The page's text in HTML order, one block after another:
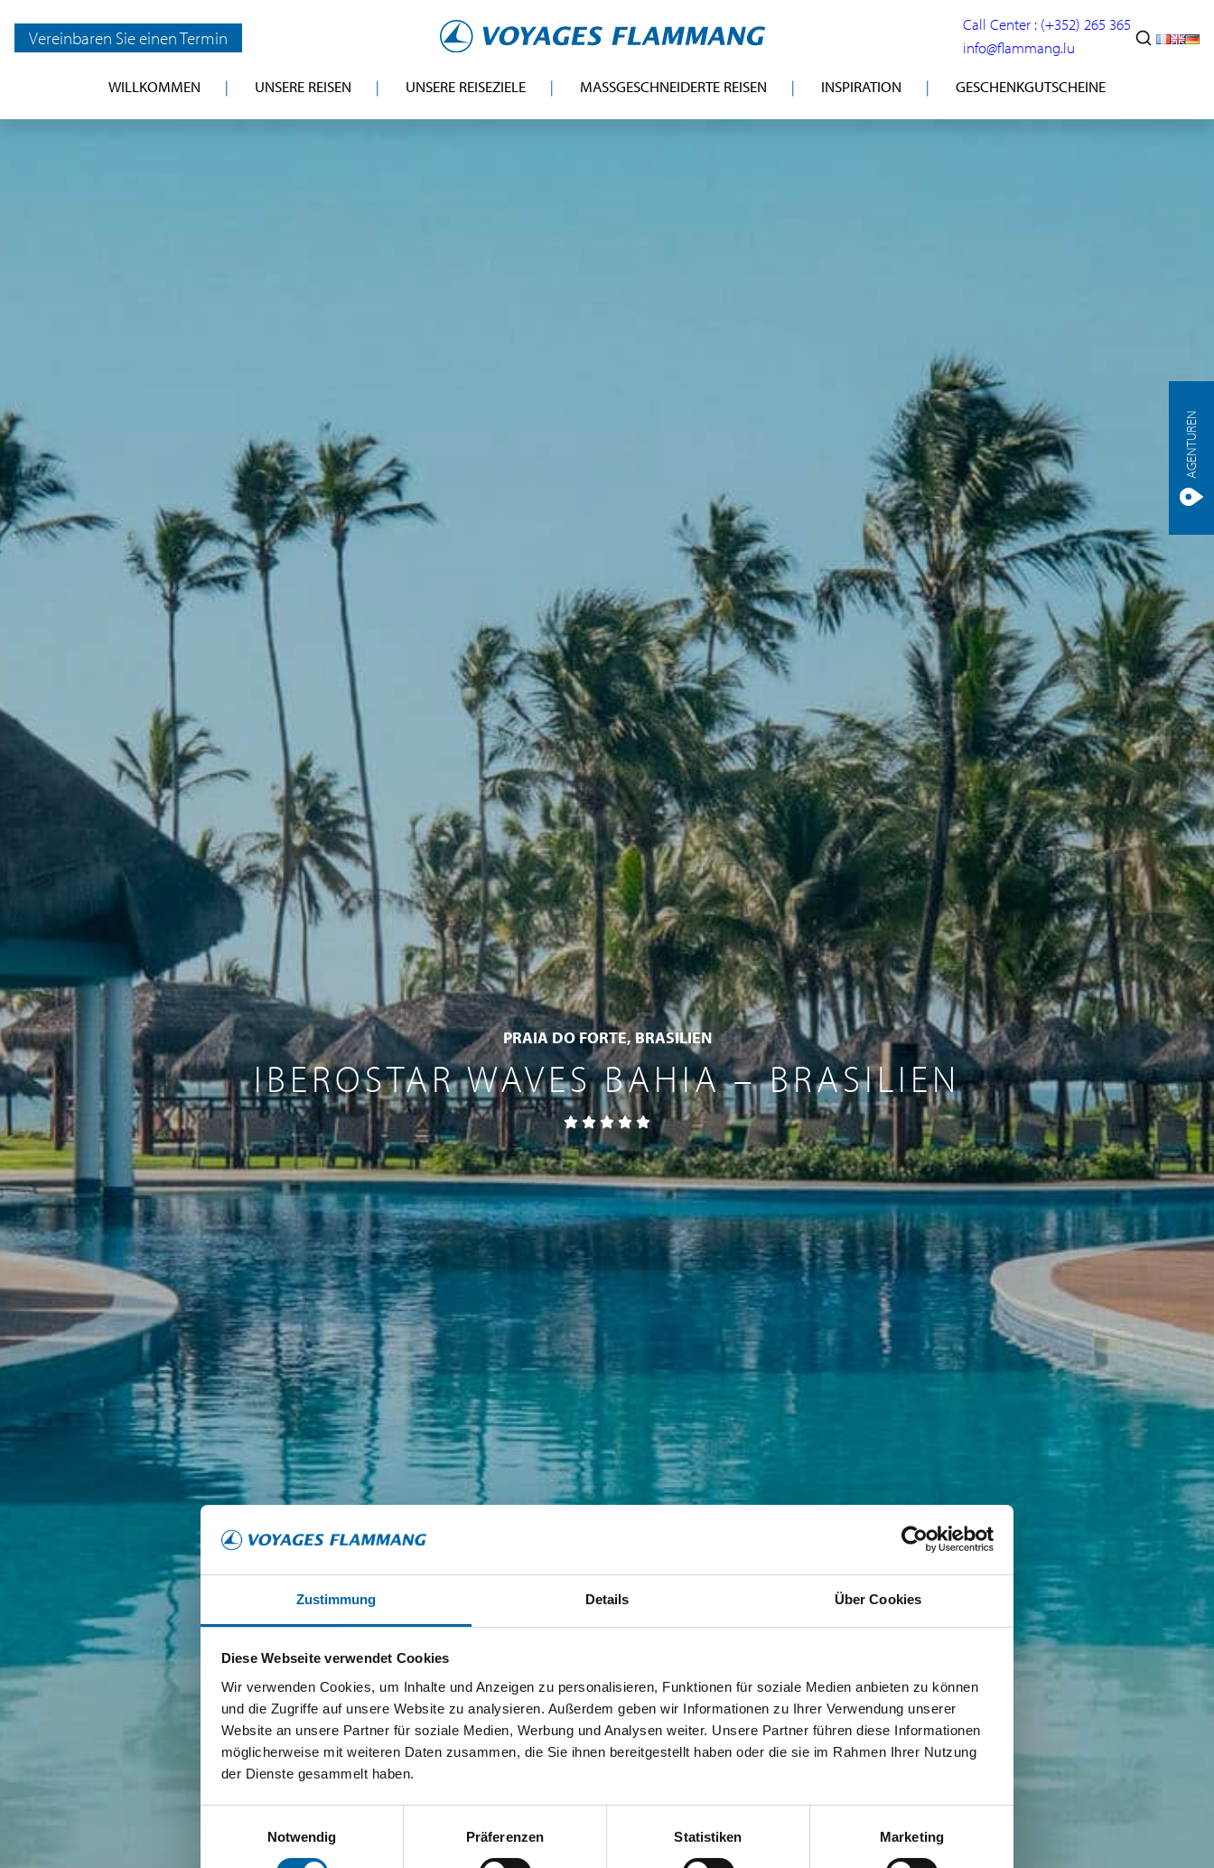
Zustimmung Details Über Cookies
Diese Webseite verwendet Cookies
Wir verwenden Cookies, um Inhalte und Anzeigen zu personalisieren, Funktionen für soziale Medien anbieten zu können
und die Zugriffe auf unsere Website zu analysieren. Außerdem geben wir Informationen zu Ihrer Verwendung unserer
Website an unsere Partner für soziale Medien, Werbung und Analysen weiter. Unsere Partner führen diese Informationen
möglicherweise mit weiteren Daten zusammen, die Sie ihnen bereitgestellt haben oder die sie im Rahmen Ihrer Nutzung
der Dienste gesammelt haben.
Notwendig
Präferenzen Statistiken Marketing
Vereinbaren Sie einen Termin
Call Center : (+352) 265 365
info@flammang.lu
AGENTUREN
WILLKOMMEN UNSERE REISEN UNSERE REISEZIELE MASSGESCHNEIDERTE REISEN INSPIRATION GESCHENKGUTSCHEINE
PRAIA DO FORTE, BRASILIEN
IBEROSTAR WAVES BAHIA – BRASILIEN